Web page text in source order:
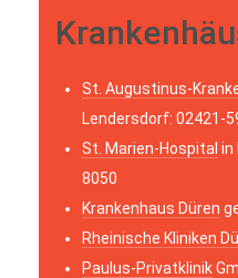
St. Augustinus-
Lendersdorf: 02421-
St. Marien-Hospital in
8050
Krankenhaus Düren
Rheinische Kliniken
Paulus-Privatklinik